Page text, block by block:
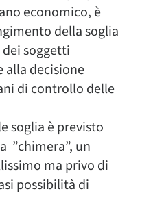
economico, è
della soglia
dei soggetti
alla decisione
di controllo delle
soglia è previsto
”chimera”, un
ma privo di
possibilità di